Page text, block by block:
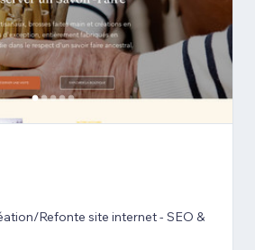
Refonte site internet - SEO &